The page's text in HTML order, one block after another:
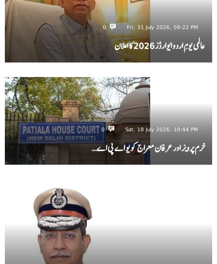
Fri, 31 July 2026, 09:22 PM
0
عالمی یومِ اردو ایوارڈز 2026 کا اعلان
Sat, 18 July 2026, 10:44 PM
0
خرم پرویز اور عرفان معراج کو یو اے پی اے…